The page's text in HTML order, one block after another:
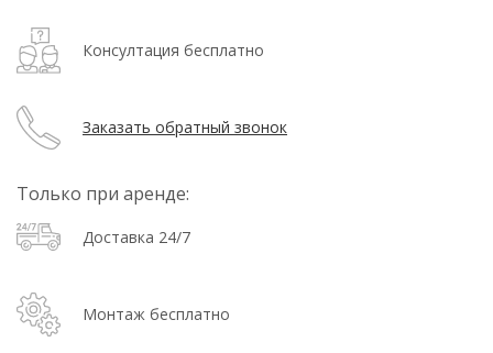
Консултация бесплатно
Заказать обратный звонок
Только при аренде:
Доставка 24/7
Монтаж бесплатно